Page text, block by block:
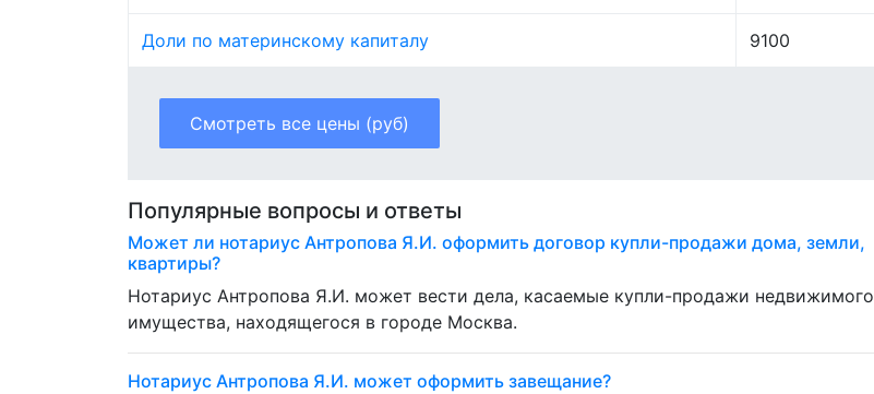
Доли по материнскому капиталу 9100
Смотреть все цены (руб)
Популярные вопросы и ответы
Может ли нотариус Антропова Я.И. оформить договор купли-продажи дома, земли,
квартиры?
Нотариус Антропова Я.И. может вести дела, касаемые купли-продажи недвижимого
имущества, находящегося в городе Москва.
Нотариус Антропова Я.И. может оформить завещание?